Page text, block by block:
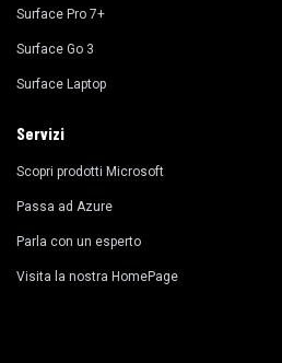
Surface Pro 7+
Surface Go 3
Surface Laptop
Servizi
Scopri prodotti Microsoft
​Passa ad Azure
Parla con un esperto
Visita la nostra HomePage